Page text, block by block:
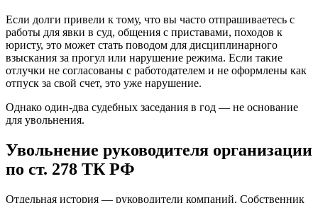
Если долги привели к тому, что вы часто отпрашиваетесь с
работы для явки в суд, общения с приставами, походов к
юристу, это может стать поводом для дисциплинарного
взыскания за прогул или нарушение режима. Если такие
отлучки не согласованы с работодателем и не оформлены как
отпуск за свой счет, это уже нарушение.
Однако один-два судебных заседания в год — не основание
для увольнения.
Увольнение руководителя организации
по ст. 278 ТК РФ
Отдельная история — руководители компаний. Собственник